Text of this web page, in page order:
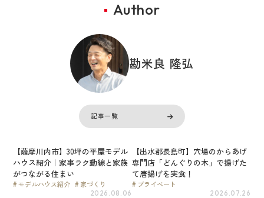
Author
勘米良 隆弘
記事一覧
【薩摩川内市】30坪の平屋モデル
ハウス紹介｜家事ラク動線と家族
がつながる住まい
モデルハウス紹介 家づくり
2026.08.06
【出水郡長島町】穴場のからあげ
専門店「どんぐりの木」で揚げた
て唐揚げを実食！
プライベート
2026.07.26